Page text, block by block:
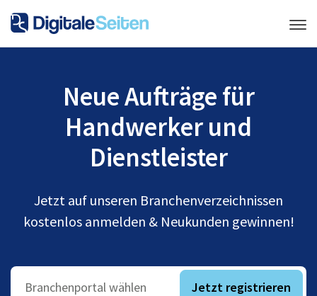
Neue Aufträge für
Handwerker und
Dienstleister
Jetzt auf unseren Branchenverzeichnissen
kostenlos anmelden & Neukunden gewinnen!
Branchenportal wählen Jetzt registrieren